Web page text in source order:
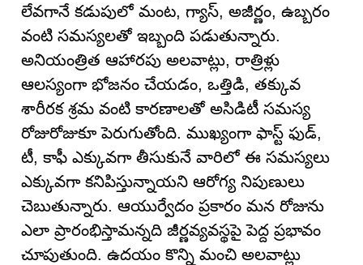
లేవగానే కడుపులో మంట, గ్యాస్, అజీర్ణం, ఉబ్బరం
వంటి సమస్యలతో ఇబ్బంది పడుతున్నారు.
అనియంత్రిత ఆహారపు అలవాట్లు, రాత్రిళ్లు
ఆలస్యంగా భోజనం చేయడం, ఒత్తిడి, తక్కువ
శారీరక శ్రమ వంటి కారణాలతో అసిడిటీ సమస్య
రోజురోజుకూ పెరుగుతోంది. ముఖ్యంగా ఫాస్ట్ ఫుడ్,
టీ, కాఫీ ఎక్కువగా తీసుకునే వారిలో ఈ సమస్యలు
ఎక్కువగా కనిపిస్తున్నాయని ఆరోగ్య నిపుణులు
చెబుతున్నారు. ఆయుర్వేదం ప్రకారం మన రోజును
ఎలా ప్రారంభిస్తామన్నది జీర్ణవ్యవస్థపై పెద్ద ప్రభావం
చూపుతుంది. ఉదయం కొన్ని మంచి అలవాట్లు